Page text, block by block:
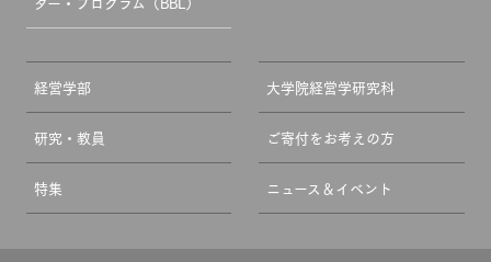
経営学部 大学院経営学研究科
研究・教員 ご寄付をお考えの方
特集 ニュース＆イベント